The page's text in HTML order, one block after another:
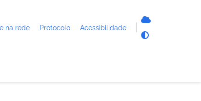
na rede Protocolo Acessibilidade